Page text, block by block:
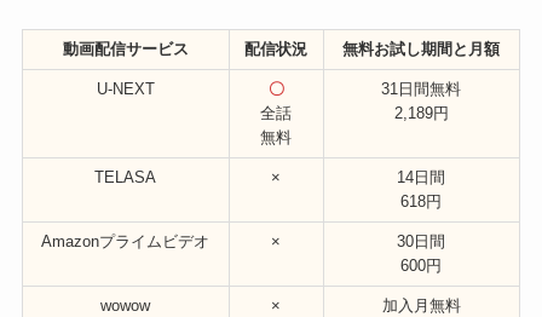
動画配信サービス 配信状況 無料お試し期間と月額
U-NEXT
〇
全話
無料
31日間無料
2,189円
TELASA ×
14日間
618円
Amazonプライムビデオ ×
30日間
600円
wowow ×
加入月無料